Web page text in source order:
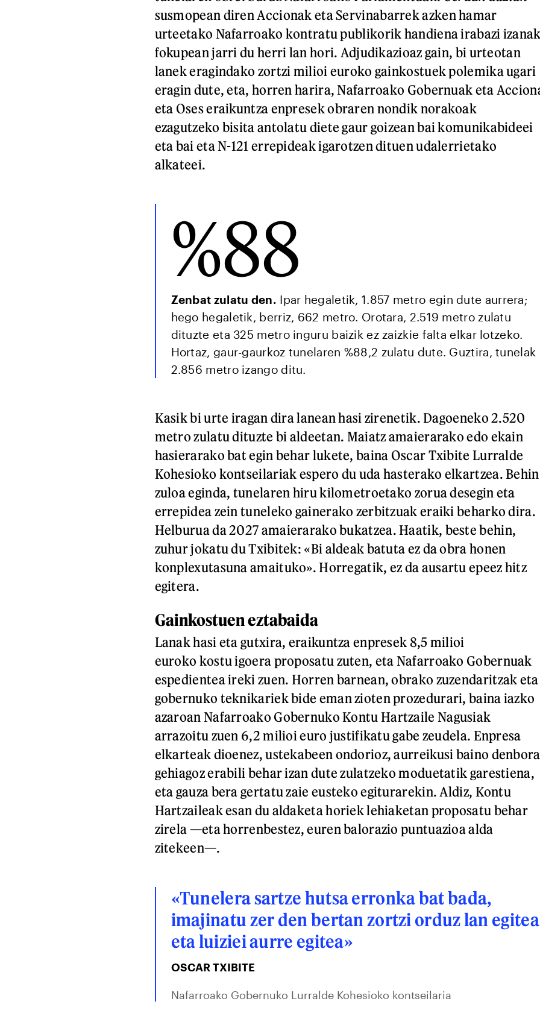
susmopean diren Accionak eta Servinabarrek azken hamar
urteetako Nafarroako kontratu publikorik handiena irabazi izanak
fokupean jarri du herri lan hori. Adjudikazioaz gain, bi urteotan
lanek eragindako zortzi milioi euroko gainkostuek polemika ugari
eragin dute, eta, horren harira, Nafarroako Gobernuak eta
eta Oses eraikuntza enpresek obraren nondik norakoak
ezagutzeko bisita antolatu diete gaur goizean bai komunikabideei
eta bai eta N-121 errepideak igarotzen dituen udalerrietako
alkateei.
%88
Zenbat zulatu den. Ipar hegaletik, 1.857 metro egin dute aurrera;
hego hegaletik, berriz, 662 metro. Orotara, 2.519 metro zulatu
dituzte eta 325 metro inguru baizik ez zaizkie falta elkar lotzeko.
Hortaz, gaur-gaurkoz tunelaren %88,2 zulatu dute. Guztira, tunelak
2.856 metro izango ditu.
Kasik bi urte iragan dira lanean hasi zirenetik. Dagoeneko 2.520
metro zulatu dituzte bi aldeetan. Maiatz amaierarako edo ekain
hasierarako bat egin behar lukete, baina Oscar Txibite Lurralde
Kohesioko kontseilariak espero du uda hasterako elkartzea. Behin
zuloa eginda, tunelaren hiru kilometroetako zorua desegin eta
errepidea zein tuneleko gainerako zerbitzuak eraiki beharko dira.
Helburua da 2027 amaierarako bukatzea. Haatik, beste behin,
zuhur jokatu du Txibitek: «Bi aldeak batuta ez da obra honen
konplexutasuna amaituko». Horregatik, ez da ausartu epeez hitz
egitera.
Gainkostuen eztabaida
Lanak hasi eta gutxira, eraikuntza enpresek 8,5 milioi
euroko kostu igoera proposatu zuten, eta Nafarroako Gobernuak
espedientea ireki zuen. Horren barnean, obrako zuzendaritzak eta
gobernuko teknikariek bide eman zioten prozedurari, baina iazko
azaroan Nafarroako Gobernuko Kontu Hartzaile Nagusiak
arrazoitu zuen 6,2 milioi euro justifikatu gabe zeudela. Enpresa
elkarteak dioenez, ustekabeen ondorioz, aurreikusi baino denbora
gehiagoz erabili behar izan dute zulatzeko moduetatik garestiena,
eta gauza bera gertatu zaie eusteko egiturarekin. Aldiz, Kontu
Hartzaileak esan du aldaketa horiek lehiaketan proposatu behar
zirela —eta horrenbestez, euren balorazio puntuazioa alda
zitekeen—.
«Tunelera sartze hutsa erronka bat bada,
imajinatu zer den bertan zortzi orduz lan egitea
eta luiziei aurre egitea»
OSCAR TXIBITE
Nafarroako Gobernuko Lurralde Kohesioko kontseilaria